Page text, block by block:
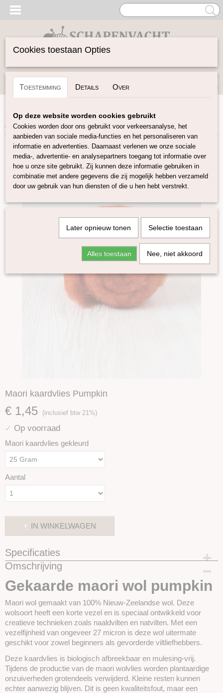
Inloggen Registreren
(0)
Home>Vilten>Kaardvlies>Gekaarde Maori wol
kaardvlies Pumpkin
Maori kaardvlies Pumpkin
€ 1,45 (inclusief btw 21%)
✓ Op voorraad
Maori kaardvlies gekleurd
Aantal
IN WINKELWAGEN
Specificaties
Productcode
Omschrijving
Gekaarde maori wol pumpkin
Maori wol gemaakt van 100% Nieuw-Zeelandse wol. Deze
wolsoort heeft een korte vezel en is speciaal ontwikkeld voor
creatieve technieken zoals naaldvilten en natvilten. Met een
vezelfijnheid van ongeveer 27 micron is deze wol uitermate
geschikt voor zowel beginners als gevorderde viltliefhebbers.
Deze kaardvlies is biologisch afbreekbaar en mulesing-vrij.
Tijdens de productie van de maori wolvlies worden plantaardige
onzuiverheden grotendeels verwijderd. Kleine resten kunnen
echter aanwezig blijven. Dit is geen kwaliteitsfout, maar een
Cookies toestaan Opties
Toestemming Details Over
Op deze website worden cookies gebruikt
Cookies worden door ons gebruikt voor verkeersanalyse, het
aanbieden van sociale media-functies en het personaliseren van
informatie en advertenties. Daarnaast verlenen we onze sociale
media-, advertentie- en analysepartners toegang tot informatie over
hoe u onze site gebruikt. Zij kunnen deze informatie gebruiken in
combinatie met andere gegevens die zij mogelijk hebben verzameld
door uw gebruik van hun diensten of die u hen hebt verstrekt.
Later opnieuw tonen Selectie toestaan
Alles toestaan Nee, niet akkoord